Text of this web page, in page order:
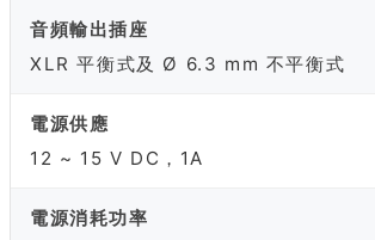
音頻輸出插座
XLR 平衡式及 Ø 6.3 mm 不平衡式
電源供應
12 ~ 15 V DC，1A
電源消耗功率